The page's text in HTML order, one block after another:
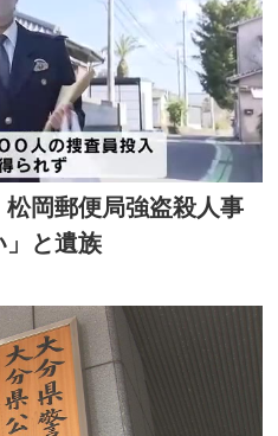
岡郵便局強盗殺人事
と遺族